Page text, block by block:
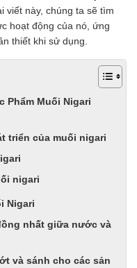
viết này, chúng ta sẽ tìm
hoạt động của nó, ứng
thiết khi sử dụng.
Phẩm Muối Nigari
triển của muối nigari
nigari
Nigari
nhất giữa nước và
và sánh cho các sản